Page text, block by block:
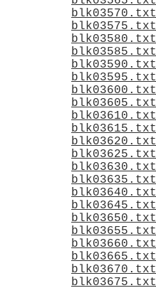
blk03570.txt
blk03575.txt
blk03580.txt
blk03585.txt
blk03590.txt
blk03595.txt
blk03600.txt
blk03605.txt
blk03610.txt
blk03615.txt
blk03620.txt
blk03625.txt
blk03630.txt
blk03635.txt
blk03640.txt
blk03645.txt
blk03650.txt
blk03655.txt
blk03660.txt
blk03665.txt
blk03670.txt
blk03675.txt